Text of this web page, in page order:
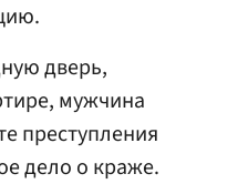
дверь,
мужчина
преступления
дело о краже.